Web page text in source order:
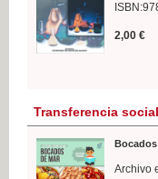
2,00 €
Transferencia social
Archivo